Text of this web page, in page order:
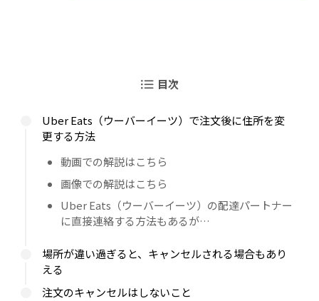
目次
Uber Eats（ウーバーイーツ）で注文後に住所を変
更する方法
動画での解説はこちら
画像での解説はこちら
Uber Eats（ウーバーイーツ）の配達パートナー
に直接連絡する方法もあるが…
場所が違い過ぎると、キャンセルされる場合もあり
える
注文のキャンセルはしないこと